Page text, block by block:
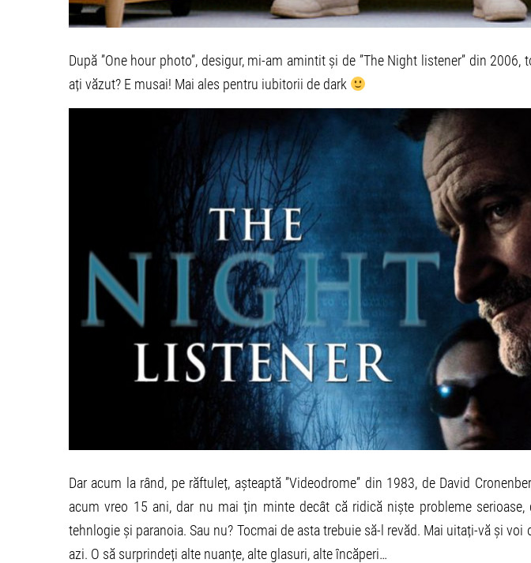
După ”One hour photo”, desigur, mi-am amintit și de ”The Night listener” din
ați văzut? E musai! Mai ales pentru iubitorii de dark
Dar acum la rând, pe răftuleț, așteaptă ”Videodrome” din 1983, de David
acum vreo 15 ani, dar nu mai țin minte decât că ridică niște probleme serioase,
tehnlogie și paranoia. Sau nu? Tocmai de asta trebuie să-l revăd. Mai uitați-vă și
azi. O să surprindeți alte nuanțe, alte glasuri, alte încăperi…